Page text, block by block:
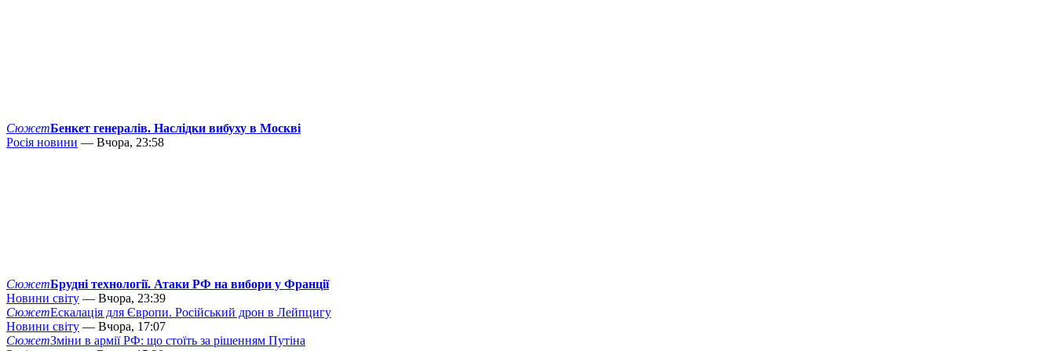
СюжетБенкет генералів. Наслідки вибуху в Москві
Росія новини — Вчора, 23:58
СюжетБрудні технології. Атаки РФ на вибори у Франції
Новини світу — Вчора, 23:39
СюжетЕскалація для Європи. Російський дрон в Лейпцигу
Новини світу — Вчора, 17:07
СюжетЗміни в армії РФ: що стоїть за рішенням Путіна